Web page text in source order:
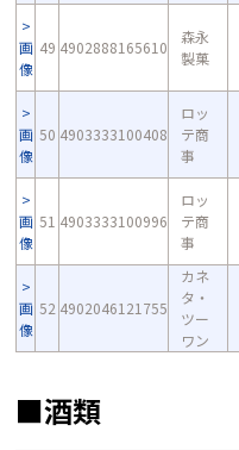
画
像
49 4902888165610
森永
製菓
画
像
50 4903333100408
ロッ
テ商
事
画
像
51 4903333100996
ロッ
テ商
事
画
像
52 4902046121755
カネ
タ・
ツー
ワン
■酒類